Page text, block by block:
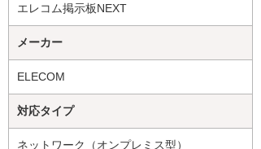
エレコム掲示板NEXT
メーカー
ELECOM
対応タイプ
ネットワーク（オンプレミス型）